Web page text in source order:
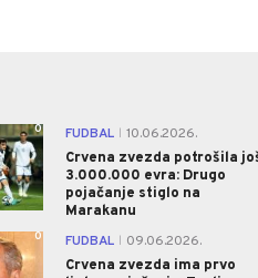
0 FUDBAL
10.06.2026.
Crvena zvezda potrošila
3.000.000 evra: Drugo
pojačanje stiglo na
Marakanu
0 FUDBAL
09.06.2026.
Crvena zvezda ima prvo